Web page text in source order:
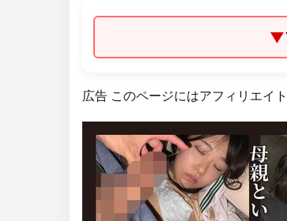
広告 このページにはアフィリエイ